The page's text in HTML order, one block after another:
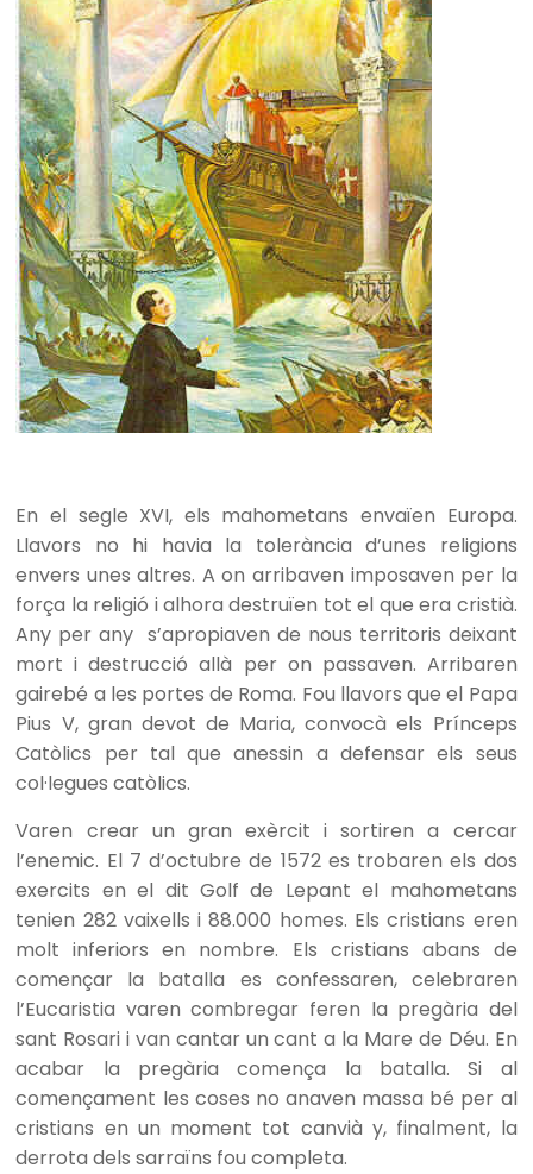
En el segle XVI, els mahometans envaïen Europa.
Llavors no hi havia la tolerància d’unes religions
envers unes altres. A on arribaven imposaven per la
força la religió i alhora destruïen tot el que era cristià.
Any per any s’apropiaven de nous territoris deixant
mort i destrucció allà per on passaven. Arribaren
gairebé a les portes de Roma. Fou llavors que el Papa
Pius V, gran devot de Maria, convocà els Prínceps
Catòlics per tal que anessin a defensar els seus
col·legues catòlics.
Varen crear un gran exèrcit i sortiren a cercar
l’enemic. El 7 d’octubre de 1572 es trobaren els dos
exercits en el dit Golf de Lepant el mahometans
tenien 282 vaixells i 88.000 homes. Els cristians eren
molt inferiors en nombre. Els cristians abans de
començar la batalla es confessaren, celebraren
l’Eucaristia varen combregar feren la pregària del
sant Rosari i van cantar un cant a la Mare de Déu. En
acabar la pregària comença la batalla. Si al
començament les coses no anaven massa bé per al
cristians en un moment tot canvià y, finalment, la
derrota dels sarraïns fou completa.